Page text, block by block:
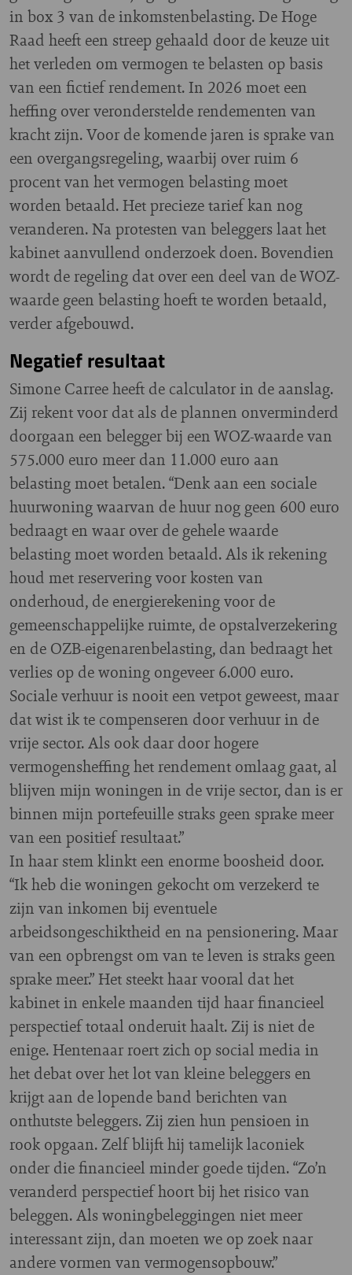
in box 3 van de inkomstenbelasting. De Hoge
Raad heeft een streep gehaald door de keuze uit
het verleden om vermogen te belasten op basis
van een fictief rendement. In 2026 moet een
heffing over veronderstelde rendementen van
kracht zijn. Voor de komende jaren is sprake van
een overgangsregeling, waarbij over ruim 6
procent van het vermogen belasting moet
worden betaald. Het precieze tarief kan nog
veranderen. Na protesten van beleggers laat het
kabinet aanvullend onderzoek doen. Bovendien
wordt de regeling dat over een deel van de WOZ-
waarde geen belasting hoeft te worden betaald,
verder afgebouwd.
Negatief resultaat
Simone Carree heeft de calculator in de aanslag.
Zij rekent voor dat als de plannen onverminderd
doorgaan een belegger bij een WOZ-waarde van
575.000 euro meer dan 11.000 euro aan
belasting moet betalen. “Denk aan een sociale
huurwoning waarvan de huur nog geen 600 euro
bedraagt en waar over de gehele waarde
belasting moet worden betaald. Als ik rekening
houd met reservering voor kosten van
onderhoud, de energierekening voor de
gemeenschappelijke ruimte, de opstalverzekering
en de OZB-eigenarenbelasting, dan bedraagt het
verlies op de woning ongeveer 6.000 euro.
Sociale verhuur is nooit een vetpot geweest, maar
dat wist ik te compenseren door verhuur in de
vrije sector. Als ook daar door hogere
vermogensheffing het rendement omlaag gaat, al
blijven mijn woningen in de vrije sector, dan is er
binnen mijn portefeuille straks geen sprake meer
van een positief resultaat.”
In haar stem klinkt een enorme boosheid door.
“Ik heb die woningen gekocht om verzekerd te
zijn van inkomen bij eventuele
arbeidsongeschiktheid en na pensionering. Maar
van een opbrengst om van te leven is straks geen
sprake meer.” Het steekt haar vooral dat het
kabinet in enkele maanden tijd haar financieel
perspectief totaal onderuit haalt. Zij is niet de
enige. Hentenaar roert zich op social media in
het debat over het lot van kleine beleggers en
krijgt aan de lopende band berichten van
onthutste beleggers. Zij zien hun pensioen in
rook opgaan. Zelf blijft hij tamelijk laconiek
onder die financieel minder goede tijden. “Zo’n
veranderd perspectief hoort bij het risico van
beleggen. Als woningbeleggingen niet meer
interessant zijn, dan moeten we op zoek naar
andere vormen van vermogensopbouw.”